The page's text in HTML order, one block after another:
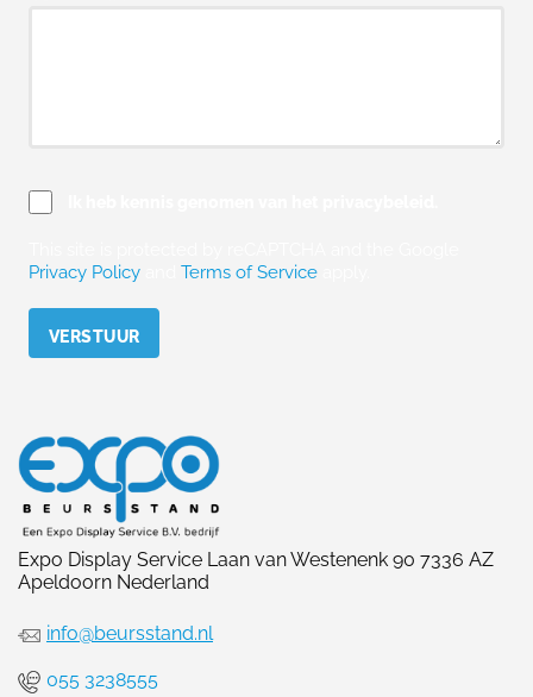
Privacy Policy
Terms of Service
Expo Display Service Laan van Westenenk 90 7336 AZ
Apeldoorn Nederland
info@beursstand.nl
055 3238555